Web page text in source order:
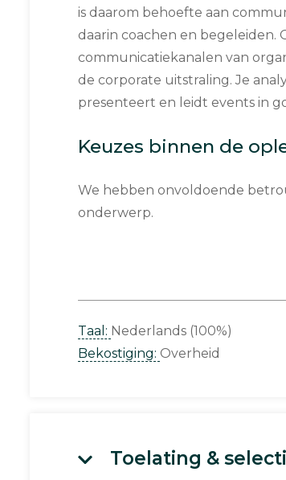
is daarom behoefte aan
daarin coachen en begeleiden.
communicatiekanalen van
de corporate uitstraling. Je
presenteert en leidt events in
Keuzes binnen de
We hebben onvoldoende
onderwerp.
Taal: Nederlands (100%)
Bekostiging: Overheid
Toelating &